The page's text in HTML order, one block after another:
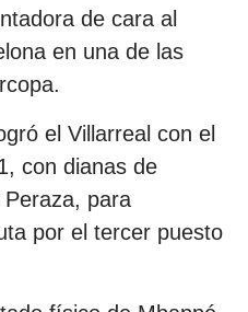
de cara al
en una de las
el Villarreal con el
con dianas de
para
por el tercer puesto